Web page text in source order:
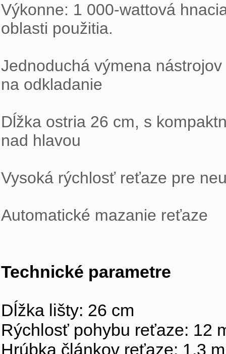
Výkonne: 1 000-wattová
oblasti použitia.
Jednoduchá výmena
na odkladanie
Dĺžka ostria 26 cm, s
nad hlavou
Vysoká rýchlosť reťaze pre
Automatické mazanie reťaze
Technické parametre
Dĺžka lišty: 26 cm
Rýchlosť pohybu reťaze: 12
Hrúbka článkov reťaze: 1,3